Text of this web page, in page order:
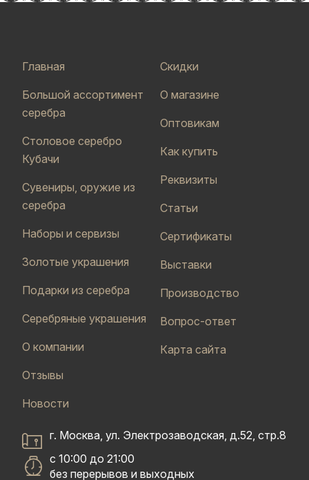
Главная
Большой ассортимент
серебра
Столовое серебро
Кубачи
Сувениры, оружие из
серебра
Наборы и сервизы
Золотые украшения
Подарки из серебра
Серебряные украшения
О компании
Отзывы
Новости
Скидки
О магазине
Оптовикам
Как купить
Реквизиты
Статьи
Сертификаты
Выставки
Производство
Вопрос-ответ
Карта сайта
г. Москва, ул. Электрозаводская, д.52, стр.8
с 10:00 до 21:00
без перерывов и выходных